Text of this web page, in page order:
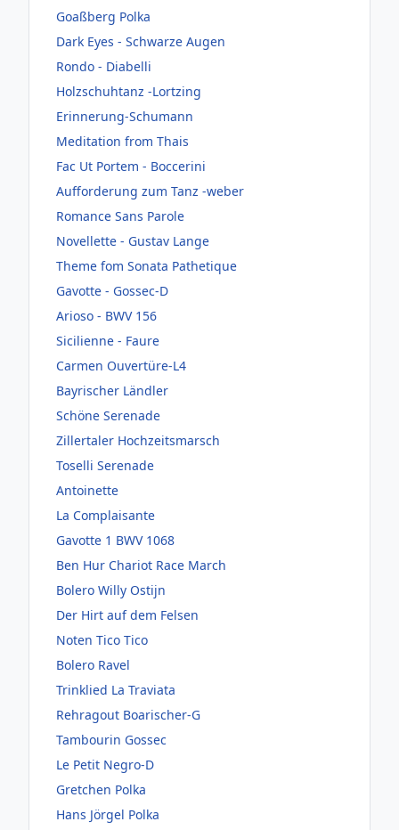
Goaßberg Polka
Dark Eyes - Schwarze Augen
Rondo - Diabelli
Holzschuhtanz -Lortzing
Erinnerung-Schumann
Meditation from Thais
Fac Ut Portem - Boccerini
Aufforderung zum Tanz -weber
Romance Sans Parole
Novellette - Gustav Lange
Theme fom Sonata Pathetique
Gavotte - Gossec-D
Arioso - BWV 156
Sicilienne - Faure
Carmen Ouvertüre-L4
Bayrischer Ländler
Schöne Serenade
Zillertaler Hochzeitsmarsch
Toselli Serenade
Antoinette
La Complaisante
Gavotte 1 BWV 1068
Ben Hur Chariot Race March
Bolero Willy Ostijn
Der Hirt auf dem Felsen
Noten Tico Tico
Bolero Ravel
Trinklied La Traviata
Rehragout Boarischer-G
Tambourin Gossec
Le Petit Negro-D
Gretchen Polka
Hans Jörgel Polka